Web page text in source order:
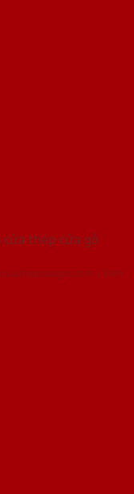
thép cửa gỗ
| Đơn